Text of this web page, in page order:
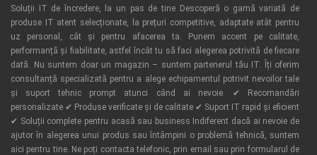
Soluții IT de încredere, la un pas de tine Descoperă o gamă variată de
produse IT atent selecționate, la prețuri competitive, adaptate atât pentru
uz personal, cât și pentru afacerea ta. Punem accent pe calitate,
performanță și fiabilitate, astfel încât tu să faci alegerea potrivită de fiecare
dată. Nu suntem doar un magazin – suntem partenerul tău IT. Îți oferim
consultanță specializată pentru a alege echipamentul potrivit nevoilor tale
și suport tehnic prompt atunci când ai nevoie. ✔ Recomandări
personalizate ✔ Produse verificate și de calitate ✔ Suport IT rapid și eficient
✔ Soluții complete pentru acasă sau business Indiferent dacă ai nevoie de
ajutor în alegerea unui produs sau întâmpini o problemă tehnică, suntem
aici pentru tine. Ne poți contacta telefonic, prin email sau prin formularul de